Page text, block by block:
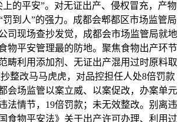
的平安”。对无证出产、侵权冒充，产物
罚到人”的强力。成都会郫都区市场监管局
司现场查抄发觉，成都会市场监管局就地
物平安管理最的防地。聚焦食物出产环节
利用添加剂、无证出产混用过时原料取
整改马马虎虎，对品控担任人处8倍罚款
会场监管以案立威、以案促改，办案单元
法情节，19倍罚款；未无效整改。别离违
食物平安法》关于出产许可办理、利用过